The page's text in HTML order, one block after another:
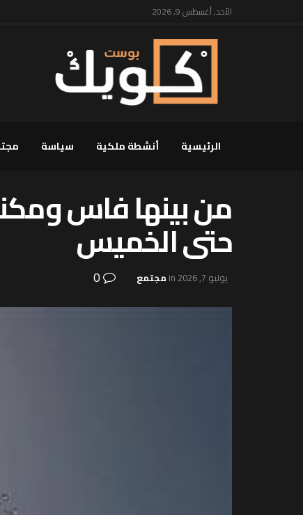
الأحد, أغسطس 9, 2026
الرئيسية أنشطة ملكية سياسة
من بينها فاس
حتى الخميس
يوليو 7, 2026 in مجتمع